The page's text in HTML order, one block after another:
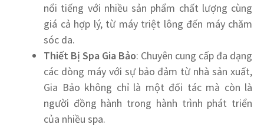
nổi tiếng với nhiều sản phẩm chất lượng cùng
giá cả hợp lý, từ máy triệt lông đến máy chăm
sóc da.
Thiết Bị Spa Gia Bảo: Chuyên cung cấp đa dạng
các dòng máy với sự bảo đảm từ nhà sản xuất,
Gia Bảo không chỉ là một đối tác mà còn là
người đồng hành trong hành trình phát triển
của nhiều spa.